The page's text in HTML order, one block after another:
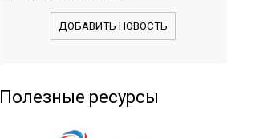
ДОБАВИТЬ НОВОСТЬ
Полезные ресурсы